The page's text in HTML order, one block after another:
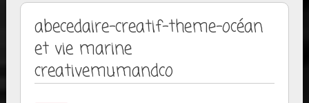
abecedaire-creatif-theme-océan
et vie marine
creativemumandco